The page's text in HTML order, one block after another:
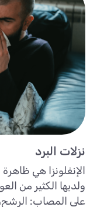
نزلات البرد
الإنفلونزا هي
ولديها الكثير من
على المصاب: الرشح،